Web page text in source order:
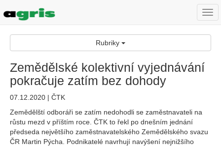
Rubriky
Zemědělské kolektivní vyjednávání
pokračuje zatím bez dohody
07.12.2020 | ČTK
Zemědělští odboráři se zatím nedohodli se zaměstnavateli na
růstu mezd v příštím roce. ČTK to řekl po dnešním jednání
předseda největšího zaměstnavatelského Zemědělského svazu
ČR Martin Pýcha. Podnikatelé navrhují navýšení nejnižšího